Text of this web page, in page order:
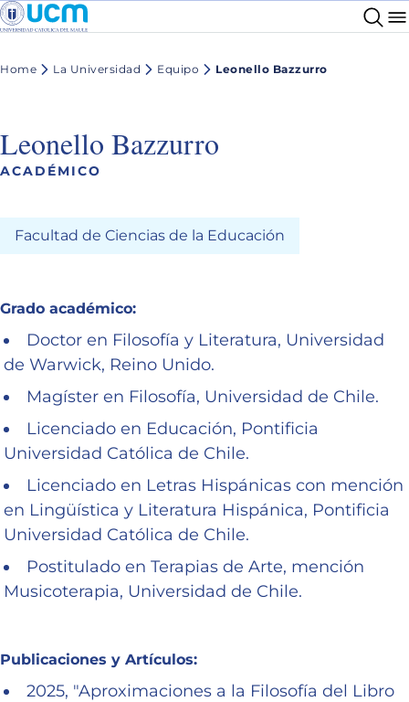
Home La Universidad Equipo Leonello Bazzurro
Leonello Bazzurro
ACADÉMICO
Facultad de Ciencias de la Educación
Grado académico:
Doctor en Filosofía y Literatura, Universidad
de Warwick, Reino Unido.
Magíster en Filosofía, Universidad de Chile.
Licenciado en Educación, Pontificia
Universidad Católica de Chile.
Licenciado en Letras Hispánicas con mención
en Lingüística y Literatura Hispánica, Pontificia
Universidad Católica de Chile.
Postitulado en Terapias de Arte, mención
Musicoterapia, Universidad de Chile.
Publicaciones y Artículos:
2025, "Aproximaciones a la Filosofía del Libro